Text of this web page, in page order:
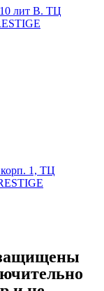
10 лит В. ТЦ
1, ТЦ